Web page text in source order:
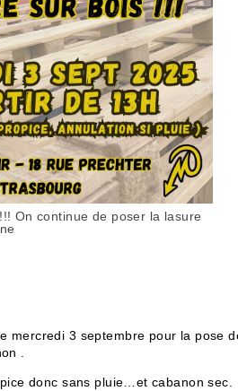
On continue de poser la lasure
mercredi 3 septembre pour la pose
.
donc sans pluie…et cabanon sec.